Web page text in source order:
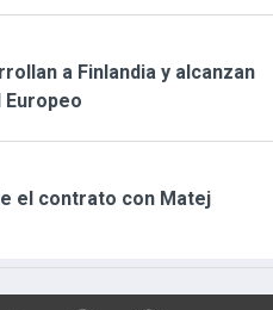
a Finlandia y alcanzan
Europeo
el contrato con Matej